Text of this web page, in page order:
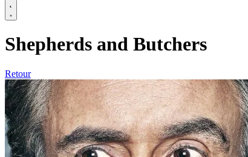
Shepherds and Butchers
Retour